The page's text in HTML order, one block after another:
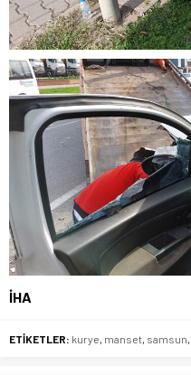
İHA
ETİKETLER: kurye, manset, samsun,